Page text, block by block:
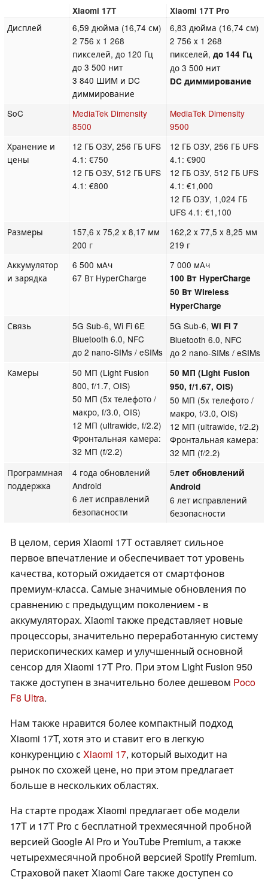
Xiaomi 17T Xiaomi 17T Pro
Дисплей
6,59 дюйма (16,74 см)
2 756 x 1 268
пикселей, до 120 Гц
до 3 500 нит
3 840 ШИМ и DC
диммирование
6,83 дюйма (16,74 см)
2 756 x 1 268
пикселей,до 144 Гц
до 3 500 нит
DC диммирование
SoC
MediaTek Dimensity
8500
MediaTek Dimensity
9500
Хранение и
цены
12 ГБ ОЗУ, 256 ГБ UFS
4.1: €750
12 ГБ ОЗУ, 512 ГБ UFS
4.1: €800
12 ГБ ОЗУ, 256 ГБ UFS
4.1: €900
12 ГБ ОЗУ, 512 ГБ UFS
4.1: €1,000
12 ГБ ОЗУ, 1,024 ГБ
UFS 4.1: €1,100
Размеры
157,6 x 75,2 x 8,17 мм
200 г
162,2 x 77,5 x 8,25 мм
219 г
Аккумулятор
и зарядка
6 500 мАч
67 Вт HyperCharge
7 000 мАч
100 Вт HyperCharge
50 Вт Wireless
HyperCharge
Связь
5G Sub-6, Wi Fi 6E
Bluetooth 6.0, NFC
до 2 nano-SIMs / eSIMs
5G Sub-6,Wi Fi 7
Bluetooth 6.0, NFC
до 2 nano-SIMs / eSIMs
Камеры
50 МП (Light Fusion
800, f/1.7, OIS)
50 МП (5x телефото /
макро, f/3.0, OIS)
12 МП (ultrawide, f/2.2)
Фронтальная камера:
32 МП (f/2.2)
50 МП (Light Fusion
950, f/1.67, OIS)
50 МП (5x телефото /
макро, f/3.0, OIS)
12 МП (ultrawide, f/2.2)
Фронтальная камера:
32 МП (f/2.2)
Программная
поддержка
4 года обновлений
Android
6 лет исправлений
безопасности
5лет обновлений
Android
6 лет исправлений
безопасности
В целом, серия Xiaomi 17T оставляет сильное
первое впечатление и обеспечивает тот уровень
качества, который ожидается от смартфонов
премиум-класса. Самые значимые обновления по
сравнению с предыдущим поколением - в
аккумуляторах. Xiaomi также представляет новые
процессоры, значительно переработанную систему
перископических камер и улучшенный основной
сенсор для Xiaomi 17T Pro. При этом Light Fusion 950
также доступен в значительно более дешевом Poco
F8 Ultra.
Нам также нравится более компактный подход
Xiaomi 17T, хотя это и ставит его в легкую
конкуренцию с Xiaomi 17, который выходит на
рынок по схожей цене, но при этом предлагает
больше в нескольких областях.
На старте продаж Xiaomi предлагает обе модели
17T и 17T Pro с бесплатной трехмесячной пробной
версией Google AI Pro и YouTube Premium, а также
четырехмесячной пробной версией Spotify Premium.
Страховой пакет Xiaomi Care также доступен со